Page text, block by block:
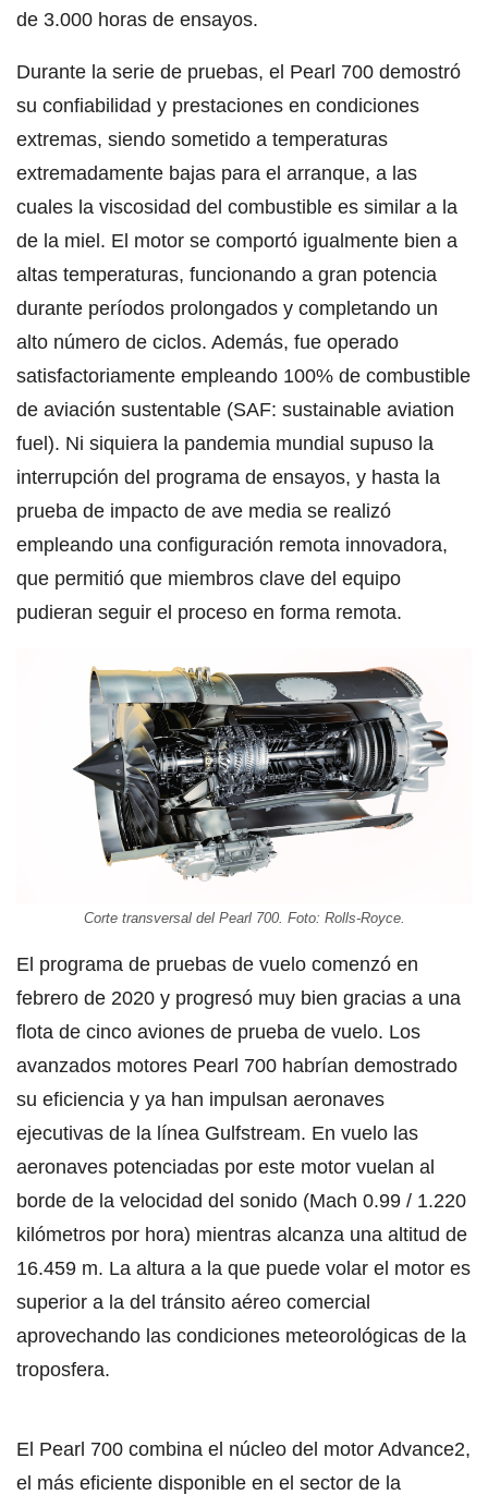
de 3.000 horas de ensayos.
Durante la serie de pruebas, el Pearl 700 demostró
su confiabilidad y prestaciones en condiciones
extremas, siendo sometido a temperaturas
extremadamente bajas para el arranque, a las
cuales la viscosidad del combustible es similar a la
de la miel. El motor se comportó igualmente bien a
altas temperaturas, funcionando a gran potencia
durante períodos prolongados y completando un
alto número de ciclos. Además, fue operado
satisfactoriamente empleando 100% de combustible
de aviación sustentable (SAF: sustainable aviation
fuel). Ni siquiera la pandemia mundial supuso la
interrupción del programa de ensayos, y hasta la
prueba de impacto de ave media se realizó
empleando una configuración remota innovadora,
que permitió que miembros clave del equipo
pudieran seguir el proceso en forma remota.
Corte transversal del Pearl 700. Foto: Rolls-Royce.
El programa de pruebas de vuelo comenzó en
febrero de 2020 y progresó muy bien gracias a una
flota de cinco aviones de prueba de vuelo. Los
avanzados motores Pearl 700 habrían demostrado
su eficiencia y ya han impulsan aeronaves
ejecutivas de la línea Gulfstream. En vuelo las
aeronaves potenciadas por este motor vuelan al
borde de la velocidad del sonido (Mach 0.99 / 1.220
kilómetros por hora) mientras alcanza una altitud de
16.459 m. La altura a la que puede volar el motor es
superior a la del tránsito aéreo comercial
aprovechando las condiciones meteorológicas de la
troposfera.
El Pearl 700 combina el núcleo del motor Advance2,
el más eficiente disponible en el sector de la